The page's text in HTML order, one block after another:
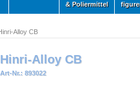
& Poliermittel
Alloy CB
Hinri-Alloy CB
Art-Nr.: 893022